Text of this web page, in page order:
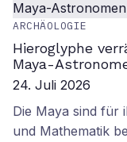
ARCHÄOLOGIE
Hieroglyphe
Maya-
24. Juli 2026
Die Maya sind für
und Mathematik